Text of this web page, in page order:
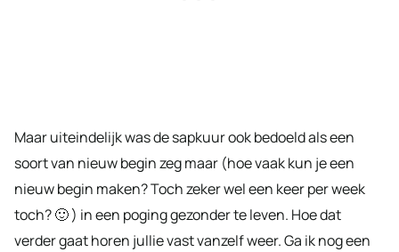
Maar uiteindelijk was de sapkuur ook bedoeld als een
soort van nieuw begin zeg maar (hoe vaak kun je een
nieuw begin maken? Toch zeker wel een keer per week
toch? 🙂 ) in een poging gezonder te leven. Hoe dat
verder gaat horen jullie vast vanzelf weer. Ga ik nog een